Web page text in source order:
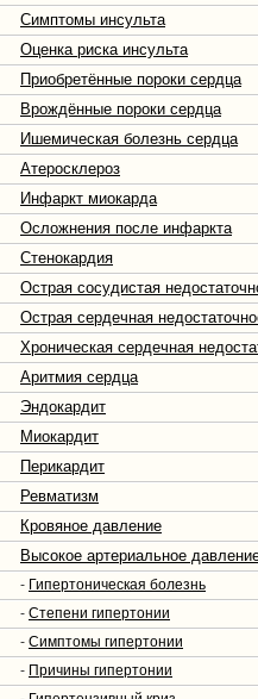
Симптомы инсульта
Оценка риска инсульта
Приобретённые пороки сердца
Врождённые пороки сердца
Ишемическая болезнь сердца
Атеросклероз
Инфаркт миокарда
Осложнения после инфаркта
Стенокардия
Острая сосудистая
Острая сердечная
Хроническая сердечная
Аритмия сердца
Эндокардит
Миокардит
Перикардит
Ревматизм
Кровяное давление
Высокое артериальное
- Гипертоническая болезнь
- Степени гипертонии
- Симптомы гипертонии
- Причины гипертонии